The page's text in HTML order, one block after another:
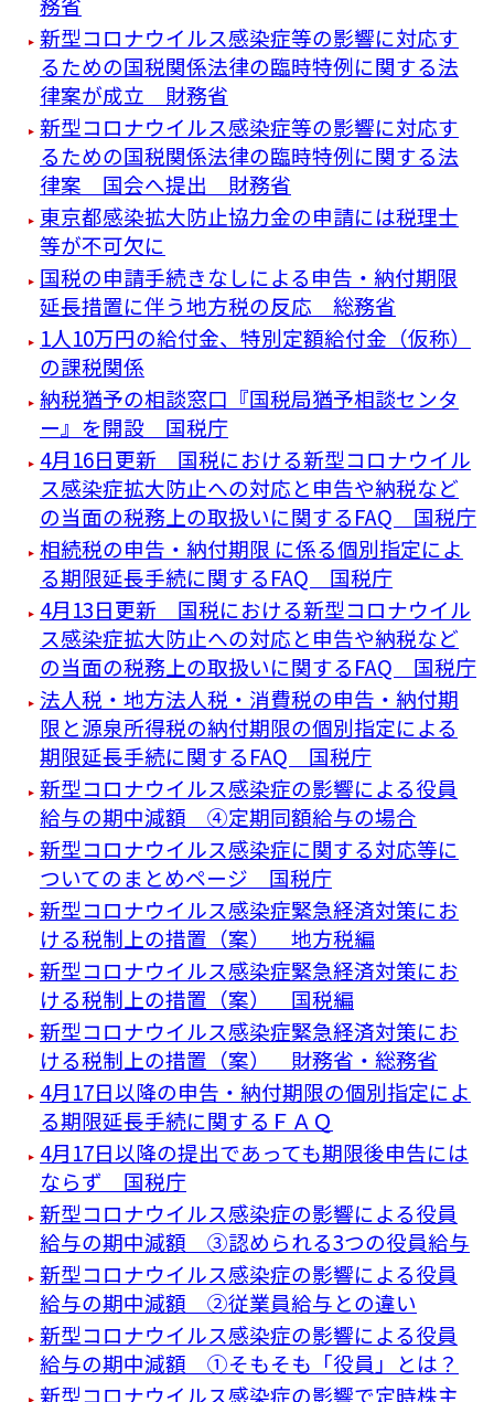
新型コロナウイルス感染症等の影響に対応す
るための国税関係法律の臨時特例に関する法
律案が成立 財務省
新型コロナウイルス感染症等の影響に対応す
るための国税関係法律の臨時特例に関する法
律案 国会へ提出 財務省
東京都感染拡大防止協力金の申請には税理士
等が不可欠に
国税の申請手続きなしによる申告・納付期限
延長措置に伴う地方税の反応 総務省
1人10万円の給付金、特別定額給付金（仮称）
の課税関係
納税猶予の相談窓口『国税局猶予相談センタ
ー』を開設 国税庁
4月16日更新 国税における新型コロナウイル
ス感染症拡大防止への対応と申告や納税など
の当面の税務上の取扱いに関するFAQ 国税庁
相続税の申告・納付期限 に係る個別指定によ
る期限延長手続に関するFAQ 国税庁
4月13日更新 国税における新型コロナウイル
ス感染症拡大防止への対応と申告や納税など
の当面の税務上の取扱いに関するFAQ 国税庁
法人税・地方法人税・消費税の申告・納付期
限と源泉所得税の納付期限の個別指定による
期限延長手続に関するFAQ 国税庁
新型コロナウイルス感染症の影響による役員
給与の期中減額 ④定期同額給与の場合
新型コロナウイルス感染症に関する対応等に
ついてのまとめページ 国税庁
新型コロナウイルス感染症緊急経済対策にお
ける税制上の措置（案） 地方税編
新型コロナウイルス感染症緊急経済対策にお
ける税制上の措置（案） 国税編
新型コロナウイルス感染症緊急経済対策にお
ける税制上の措置（案） 財務省・総務省
4月17日以降の申告・納付期限の個別指定によ
る期限延長手続に関するＦＡＱ
4月17日以降の提出であっても期限後申告には
ならず 国税庁
新型コロナウイルス感染症の影響による役員
給与の期中減額 ③認められる3つの役員給与
新型コロナウイルス感染症の影響による役員
給与の期中減額 ②従業員給与との違い
新型コロナウイルス感染症の影響による役員
給与の期中減額 ①そもそも「役員」とは？
新型コロナウイルス感染症の影響で定時株主